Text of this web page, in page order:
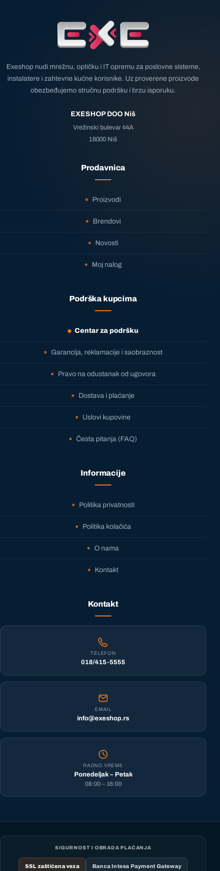
Exeshop nudi mrežnu, optičku i IT opremu za poslovne sisteme,
instalatere i zahtevne kućne korisnike. Uz proverene proizvode
obezbeđujemo stručnu podršku i brzu isporuku.
EXESHOP DOO Niš
Vrežinski bulevar 44A
18000 Niš
Prodavnica
Proizvodi
Brendovi
Novosti
Moj nalog
Podrška kupcima
Centar za podršku
Garancija, reklamacije i saobraznost
Pravo na odustanak od ugovora
Dostava i plaćanje
Uslovi kupovine
Česta pitanja (FAQ)
Informacije
Politika privatnosti
Politika kolačića
O nama
Kontakt
Kontakt
TELEFON
018/415-5555
EMAIL
info@exeshop.rs
RADNO VREME
Ponedeljak – Petak
08:00 – 16:00
SIGURNOST I OBRADA PLAĆANJA
SSL zaštićena veza Banca Intesa Payment Gateway